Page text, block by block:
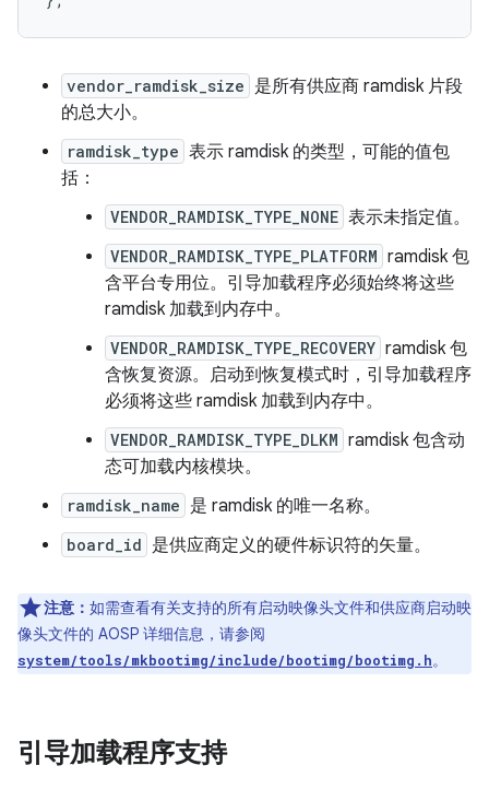
vendor_ramdisk_size 是所有供应商 ramdisk 片段
的总大小。
ramdisk_type 表示 ramdisk 的类型，可能的值包
括：
VENDOR_RAMDISK_TYPE_NONE 表示未指定值。
VENDOR_RAMDISK_TYPE_PLATFORM ramdisk 包
含平台专用位。引导加载程序必须始终将这些
ramdisk 加载到内存中。
VENDOR_RAMDISK_TYPE_RECOVERY ramdisk 包
含恢复资源。启动到恢复模式时，引导加载程序
必须将这些 ramdisk 加载到内存中。
VENDOR_RAMDISK_TYPE_DLKM ramdisk 包含动
态可加载内核模块。
ramdisk_name 是 ramdisk 的唯一名称。
board_id 是供应商定义的硬件标识符的矢量。
注意： 如需查看有关支持的所有启动映像头文件和供应商启动映
像头文件的 AOSP 详细信息，请参阅
system/tools/mkbootimg/include/bootimg/bootimg.h。
引导加载程序支持